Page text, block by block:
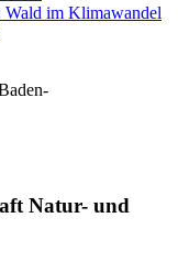
im Klimawandel
Natur- und